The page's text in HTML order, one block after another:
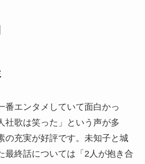
番エンタメしていて面白かっ
社歌は笑った」という声が多
の充実が好評です。未知子と城
最終話については「2人が抱き合